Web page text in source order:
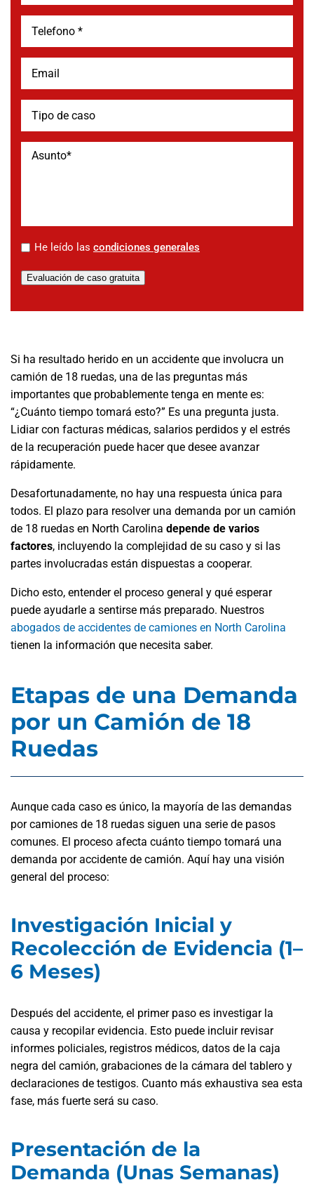
* He leído las condiciones generales
Evaluación de caso gratuita
Si ha resultado herido en un accidente que involucra un
camión de 18 ruedas, una de las preguntas más
importantes que probablemente tenga en mente es:
“¿Cuánto tiempo tomará esto?” Es una pregunta justa.
Lidiar con facturas médicas, salarios perdidos y el estrés
de la recuperación puede hacer que desee avanzar
rápidamente.
Desafortunadamente, no hay una respuesta única para
todos. El plazo para resolver una demanda por un camión
de 18 ruedas en North Carolina depende de varios
factores, incluyendo la complejidad de su caso y si las
partes involucradas están dispuestas a cooperar.
Dicho esto, entender el proceso general y qué esperar
puede ayudarle a sentirse más preparado. Nuestros
abogados de accidentes de camiones en North Carolina
tienen la información que necesita saber.
Etapas de una Demanda
por un Camión de 18
Ruedas
Aunque cada caso es único, la mayoría de las demandas
por camiones de 18 ruedas siguen una serie de pasos
comunes. El proceso afecta cuánto tiempo tomará una
demanda por accidente de camión. Aquí hay una visión
general del proceso:
Investigación Inicial y
Recolección de Evidencia (1–
6 Meses)
Después del accidente, el primer paso es investigar la
causa y recopilar evidencia. Esto puede incluir revisar
informes policiales, registros médicos, datos de la caja
negra del camión, grabaciones de la cámara del tablero y
declaraciones de testigos. Cuanto más exhaustiva sea esta
fase, más fuerte será su caso.
Presentación de la
Demanda (Unas Semanas)